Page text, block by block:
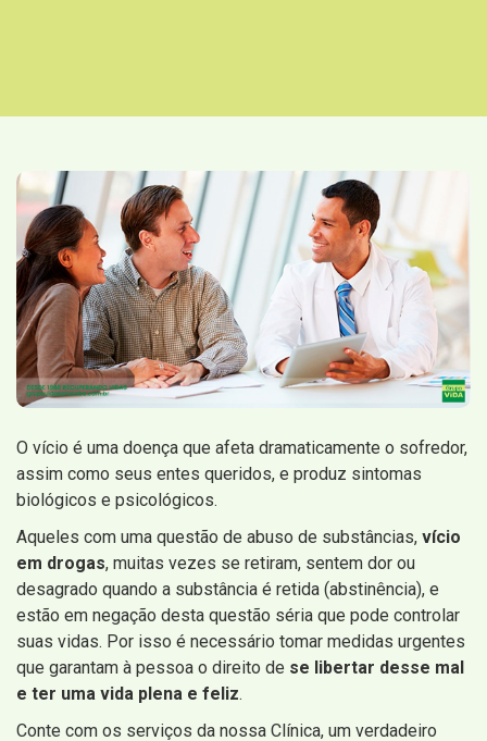
O vício é uma doença que afeta dramaticamente o sofredor,
assim como seus entes queridos, e produz sintomas
biológicos e psicológicos.
Aqueles com uma questão de abuso de substâncias, vício
em drogas, muitas vezes se retiram, sentem dor ou
desagrado quando a substância é retida (abstinência), e
estão em negação desta questão séria que pode controlar
suas vidas. Por isso é necessário tomar medidas urgentes
que garantam à pessoa o direito de se libertar desse mal
e ter uma vida plena e feliz.
Conte com os serviços da nossa Clínica, um verdadeiro